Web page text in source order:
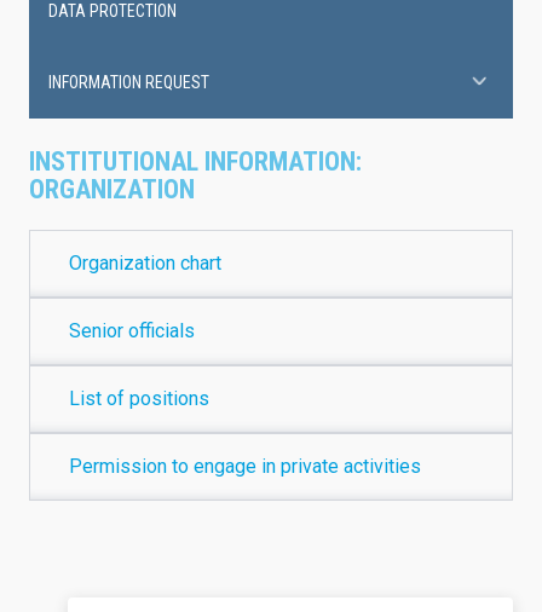
INSTITUTIONAL INFORMATION:
ORGANIZATION
Organization chart
Senior officials
List of positions
Permission to engage in private activities
DATA PROTECTION
INFORMATION REQUEST